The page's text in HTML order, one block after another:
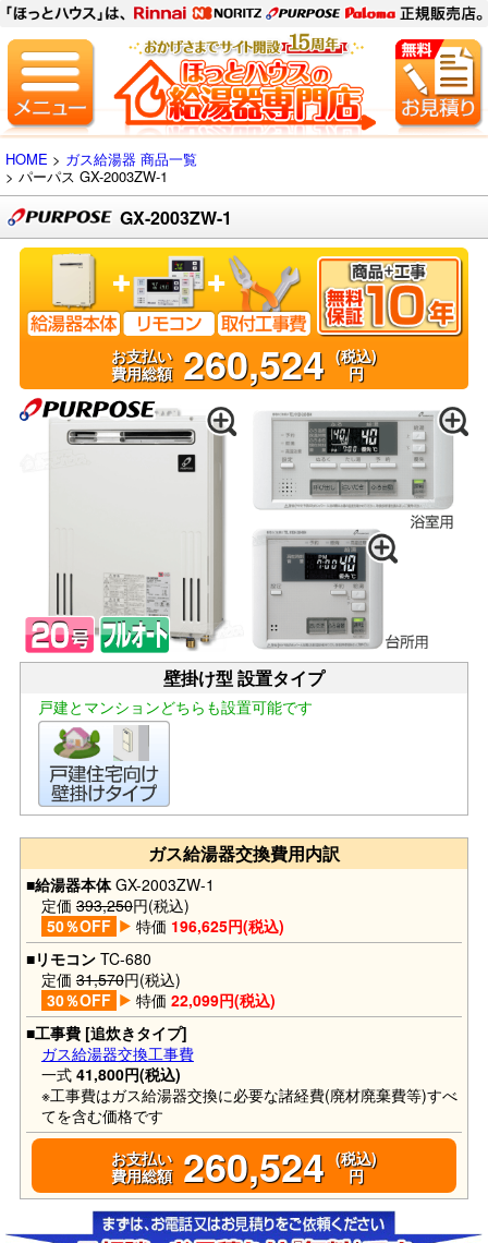
HOME > ガス給湯器 商品一覧
> パーパス GX-2003ZW-1
GX-2003ZW-1
お支払い
費用総額260,524 (税込)
円
壁掛け型 設置タイプ
戸建とマンションどちらも設置可能です
ガス給湯器交換費用内訳
■給湯器本体GX-2003ZW-1
定価 393,250円(税込)
50％OFF
特価 196,625円(税込)
■リモコンTC-680
定価 31,570円(税込)
30％OFF
特価 22,099円(税込)
■工事費 [追炊きタイプ]
ガス給湯器交換工事費
一式 41,800円(税込)
※工事費はガス給湯器交換に必要な諸経費(廃材廃棄費等)すべ
てを含む価格です
お支払い
費用総額260,524 (税込)
円